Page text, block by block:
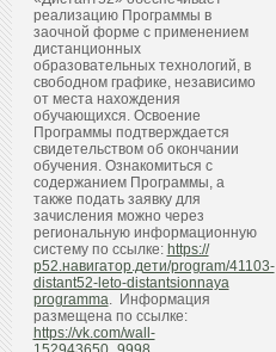
реализацию Программы в
заочной форме с применением
дистанционных
образовательных технологий, в
свободном графике, независимо
от места нахождения
обучающихся. Освоение
Программы подтверждается
свидетельством об окончании
обучения. Ознакомиться с
содержанием Программы, а
также подать заявку для
зачисления можно через
региональную информационную
систему по ссылке: https://
р52.навигатор.дети/program/41103-
distant52-leto-distantsionnaya
programma. Информация
размещена по ссылке:
https://vk.com/wall-